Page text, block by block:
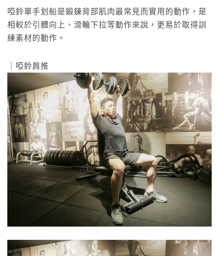
啞鈴單手划船是鍛鍊背部肌肉最常見而實用的動作，是
相較於引體向上、滑輪下拉等動作來說，更易於取得訓
練素材的動作。
｜啞鈴肩推